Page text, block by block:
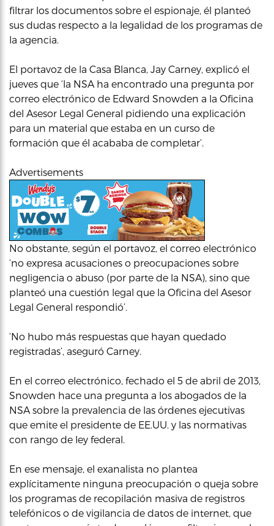
filtrar los documentos sobre el espionaje, él planteó
sus dudas respecto a la legalidad de los programas de
la agencia.
El portavoz de la Casa Blanca, Jay Carney, explicó el
jueves que ‘la NSA ha encontrado una pregunta por
correo electrónico de Edward Snowden a la Oficina
del Asesor Legal General pidiendo una explicación
para un material que estaba en un curso de
formación que él acababa de completar’.
Advertisements
No obstante, según el portavoz, el correo electrónico
‘no expresa acusaciones o preocupaciones sobre
negligencia o abuso (por parte de la NSA), sino que
planteó una cuestión legal que la Oficina del Asesor
Legal General respondió’.
‘No hubo más respuestas que hayan quedado
registradas’, aseguró Carney.
En el correo electrónico, fechado el 5 de abril de 2013,
Snowden hace una pregunta a los abogados de la
NSA sobre la prevalencia de las órdenes ejecutivas
que emite el presidente de EE.UU. y las normativas
con rango de ley federal.
En ese mensaje, el exanalista no plantea
explícitamente ninguna preocupación o queja sobre
los programas de recopilación masiva de registros
telefónicos o de vigilancia de datos de internet, que